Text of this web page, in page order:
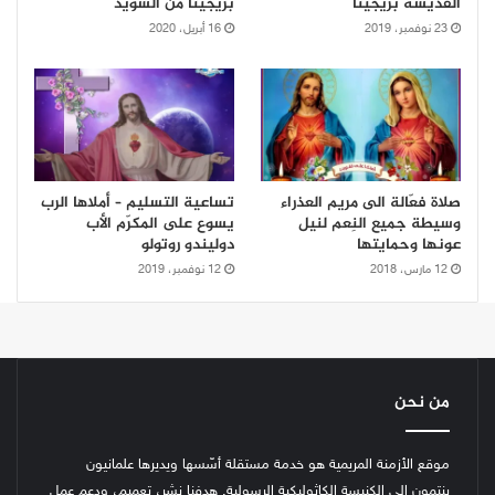
23 نوفمبر، 2019 16 أبريل، 2020
صلاة فعّالة الى مريم العذراء
وسيطة جميع النِعم لنيل
عونها وحمايتها
12 مارس، 2018
تساعية التسليم – أملاها الرب
يسوع على المكرّم الأب
دوليندو روتولو
12 نوفمبر، 2019
من نحن
موقع الأزمنة المريمية هو خدمة مستقلة أسّسها ويديرها علمانيون